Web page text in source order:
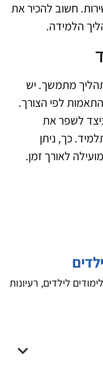
חשוב להכיר את
הלמידה.
מתמשך. יש
לפי הצורך.
לשפר את
כך, ניתן
לאורך זמן.
לילדים, רעיונות